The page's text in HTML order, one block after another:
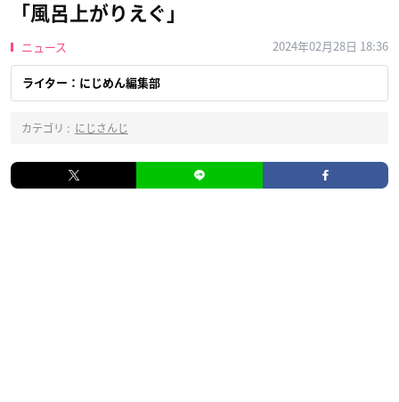
「風呂上がりえぐ」
ニュース 2024年02月28日 18:36
ライター：にじめん編集部
カテゴリ : にじさんじ